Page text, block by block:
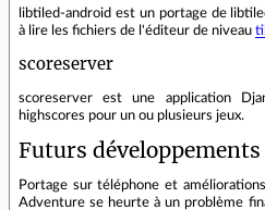
libtiled-android est un portage de
à lire les fichiers de l'éditeur de niveau
scoreserver
scoreserver est une application
highscores pour un ou plusieurs jeux.
Futurs développements
Portage sur téléphone et
Adventure se heurte à un problème